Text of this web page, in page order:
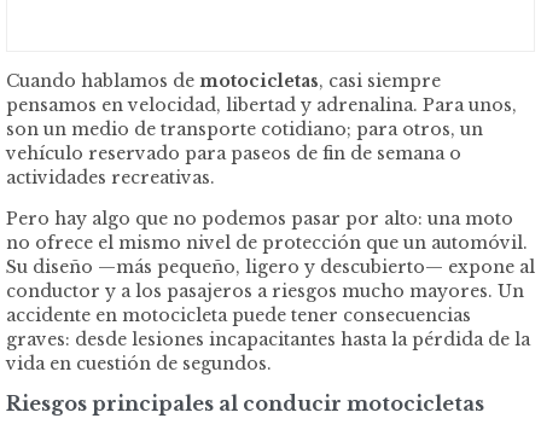
Cuando hablamos de motocicletas, casi siempre
pensamos en velocidad, libertad y adrenalina. Para unos,
son un medio de transporte cotidiano; para otros, un
vehículo reservado para paseos de fin de semana o
actividades recreativas.
Pero hay algo que no podemos pasar por alto: una moto
no ofrece el mismo nivel de protección que un automóvil.
Su diseño —más pequeño, ligero y descubierto— expone al
conductor y a los pasajeros a riesgos mucho mayores. Un
accidente en motocicleta puede tener consecuencias
graves: desde lesiones incapacitantes hasta la pérdida de la
vida en cuestión de segundos.
Riesgos principales al conducir motocicletas